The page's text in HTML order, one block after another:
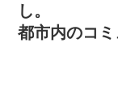
し。
都市内のコミ